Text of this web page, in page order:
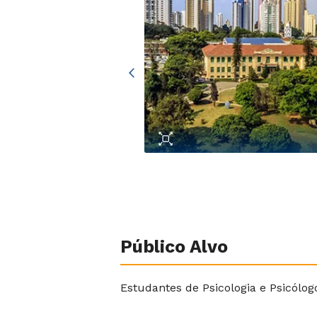
Público Alvo
Estudantes de Psicologia e